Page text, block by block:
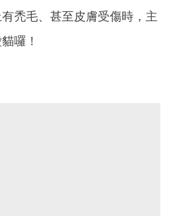
禿毛、甚至皮膚受傷時，主
囉！